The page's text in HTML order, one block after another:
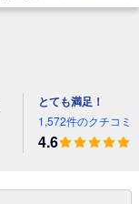
とても満足！
1,572件のクチコミ
4.6